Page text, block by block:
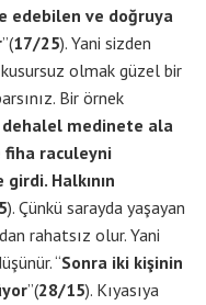
edebilen ve doğruya
”(17/25). Yani sizden
olmak güzel bir
Bir örnek
dehalel medinete ala
raculeyni
Halkının
). Çünkü sarayda yaşayan
rahatsız olur. Yani
“Sonra iki kişinin
”(28/15). Kıyasıya